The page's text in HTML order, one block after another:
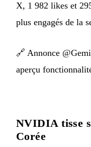
X, 1 982 likes et
plus engagés de la
🔗 Annonce
aperçu
NVIDIA tisse
Corée